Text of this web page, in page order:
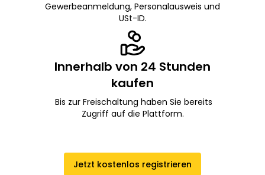
Gewerbeanmeldung, Personalausweis und
USt-ID.
Innerhalb von 24 Stunden
kaufen
Bis zur Freischaltung haben Sie bereits
Zugriff auf die Plattform.
Jetzt kostenlos registrieren